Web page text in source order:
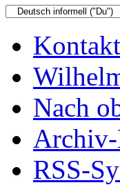
Kontakt
Nach
RSS-